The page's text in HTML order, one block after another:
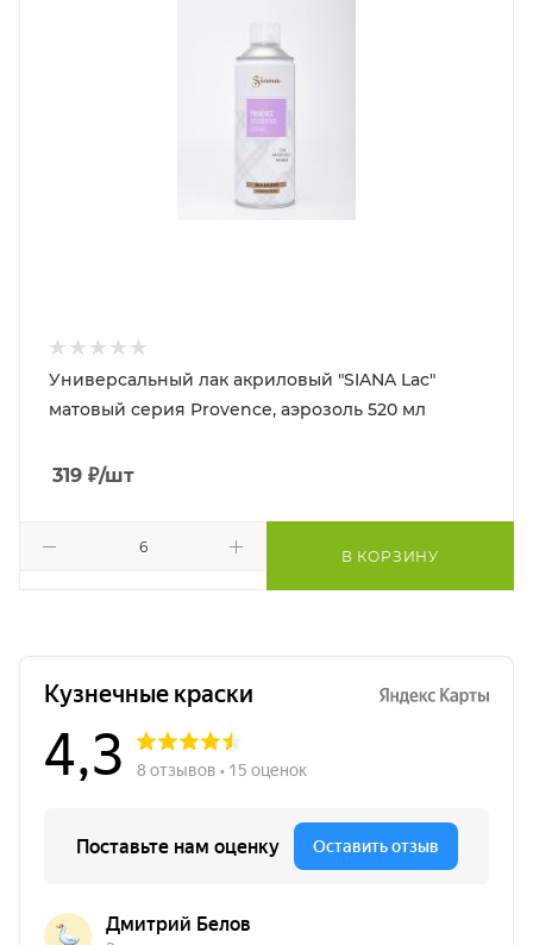
Универсальный лак акриловый "SIANA Lac"
матовый серия Provence, аэрозоль 520 мл
319 ₽/шт
В КОРЗИНУ